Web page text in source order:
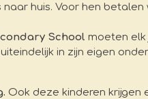
huis. Voor hen
School moeten elk
in zijn eigen
Ook deze kinderen krijgen